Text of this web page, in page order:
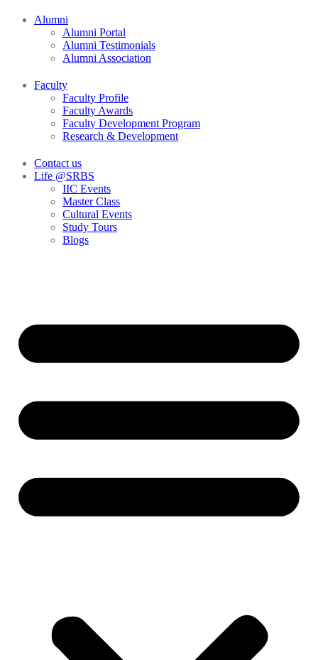
Alumni
Alumni Portal
Alumni Testimonials
Alumni Association
Faculty
Faculty Profile
Faculty Awards
Faculty Development Program
Research & Development
Contact us
Life @SRBS
IIC Events
Master Class
Cultural Events
Study Tours
Blogs